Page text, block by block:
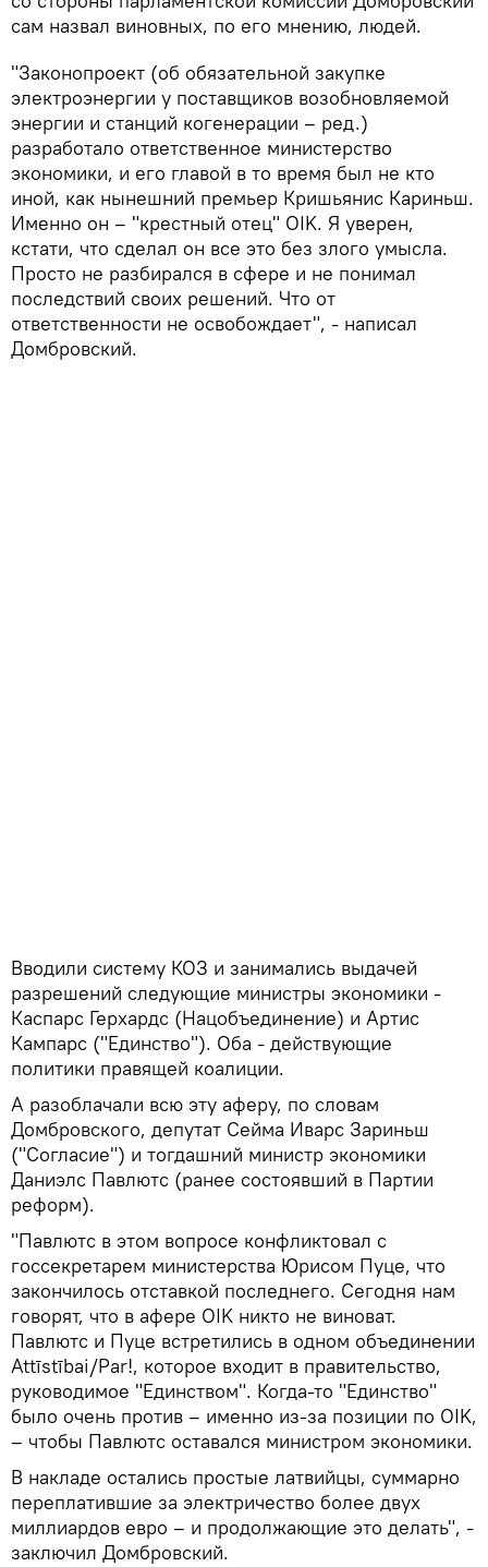
сам назвал виновных, по его мнению, людей.
"Законопроект (об обязательной закупке
электроэнергии у поставщиков возобновляемой
энергии и станций когенерации – ред.)
разработало ответственное министерство
экономики, и его главой в то время был не кто
иной, как нынешний премьер Кришьянис Кариньш.
Именно он – "крестный отец" OIK. Я уверен,
кстати, что сделал он все это без злого умысла.
Просто не разбирался в сфере и не понимал
последствий своих решений. Что от
ответственности не освобождает", - написал
Домбровский.
Вводили систему КОЗ и занимались выдачей
разрешений следующие министры экономики -
Каспарс Герхардс (Нацобъединение) и Артис
Кампарс ("Единство"). Оба - действующие
политики правящей коалиции.
А разоблачали всю эту аферу, по словам
Домбровского, депутат Сейма Иварс Зариньш
("Согласие") и тогдашний министр экономики
Даниэлс Павлютс (ранее состоявший в Партии
реформ).
"Павлютс в этом вопросе конфликтовал с
госсекретарем министерства Юрисом Пуце, что
закончилось отставкой последнего. Сегодня нам
говорят, что в афере OIK никто не виноват.
Павлютс и Пуце встретились в одном объединении
Attīstībai/Par!, которое входит в правительство,
руководимое "Единством". Когда-то "Единство"
было очень против – именно из-за позиции по OIK,
– чтобы Павлютс оставался министром экономики.
В накладе остались простые латвийцы, суммарно
переплатившие за электричество более двух
миллиардов евро – и продолжающие это делать", -
заключил Домбровский.